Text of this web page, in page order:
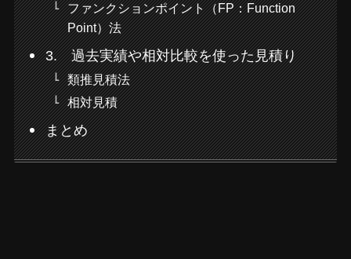
ファンクションポイント（FP：Function
Point）法
3. 過去実績や相対比較を使った見積り
類推見積法
相対見積
まとめ